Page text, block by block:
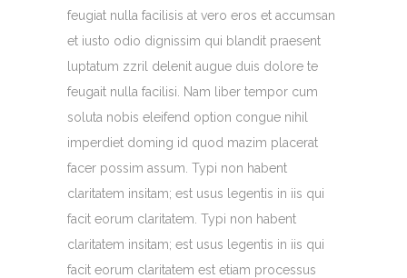
feugiat nulla facilisis at vero eros et accumsan
et iusto odio dignissim qui blandit praesent
luptatum zzril delenit augue duis dolore te
feugait nulla facilisi. Nam liber tempor cum
soluta nobis eleifend option congue nihil
imperdiet doming id quod mazim placerat
facer possim assum. Typi non habent
claritatem insitam; est usus legentis in iis qui
facit eorum claritatem. Typi non habent
claritatem insitam; est usus legentis in iis qui
facit eorum claritatem est etiam processus